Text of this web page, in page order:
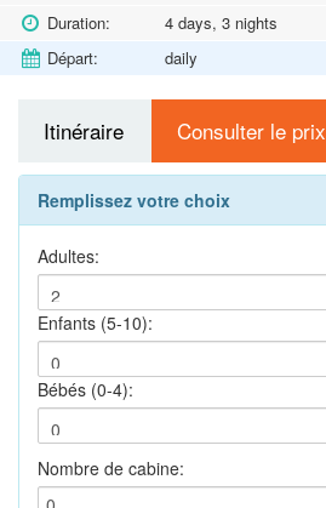
Duration:
4 days, 3 nights
Départ:
daily
Itinéraire Consulter le prix
Remplissez votre choix
Adultes:
Enfants (5-10):
Bébés (0-4):
Nombre de cabine: